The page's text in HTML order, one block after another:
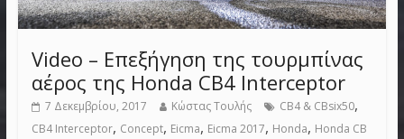
Video – Επεξήγηση της τουρμπίνας
αέρος της Honda CB4 Interceptor
7 Δεκεμβρίου, 2017 Κώστας Τουλής CB4 & CBsix50,
CB4 Interceptor, Concept, Eicma, Eicma 2017, Honda, Honda CB